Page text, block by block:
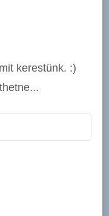
kerestünk. :)